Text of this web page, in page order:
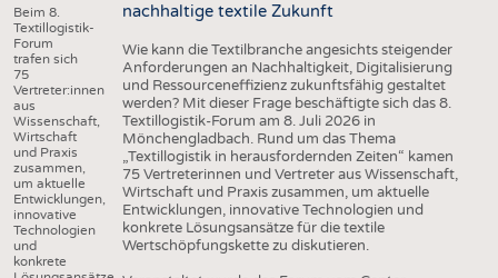
Beim 8.
Textillogistik-
Forum
trafen sich
75
Vertreter:innen
aus
Wissenschaft,
Wirtschaft
und Praxis
zusammen,
um aktuelle
Entwicklungen,
innovative
Technologien
und
konkrete
nachhaltige textile Zukunft
Wie kann die Textilbranche angesichts steigender
Anforderungen an Nachhaltigkeit, Digitalisierung
und Ressourceneffizienz zukunftsfähig gestaltet
werden? Mit dieser Frage beschäftigte sich das 8.
Textillogistik-Forum am 8. Juli 2026 in
Mönchengladbach. Rund um das Thema
„Textillogistik in herausfordernden Zeiten“ kamen
75 Vertreterinnen und Vertreter aus Wissenschaft,
Wirtschaft und Praxis zusammen, um aktuelle
Entwicklungen, innovative Technologien und
konkrete Lösungsansätze für die textile
Wertschöpfungskette zu diskutieren.